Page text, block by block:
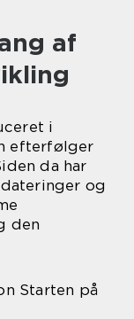
af
i
efterfølger
da har
og
den
Starten på